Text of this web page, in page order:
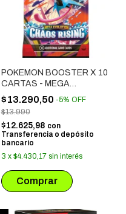
POKEMON BOOSTER X 10
CARTAS - MEGA
EVOLUTION: CHAOS
RISING
$13.290,50 -5% OFF
$13.990
$12.625,98 con
Transferencia o depósito
bancario
3 x $4.430,17 sin interés